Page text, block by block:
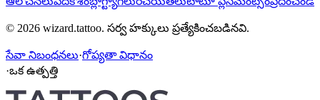
© 2026 wizard.tattoo. సర్వ హక్కులు ప్రత్యేకించబడినవి.
సేవా నిబంధనలు·గోప్యతా విధానం
·ఒక ఉత్పత్తి